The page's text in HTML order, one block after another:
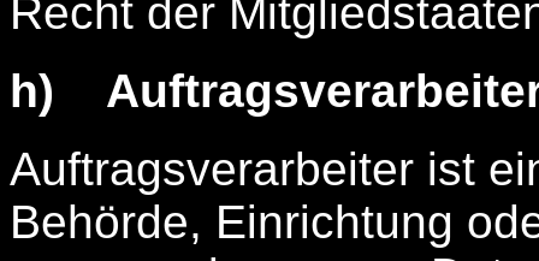
Recht der
h)
Auftragsverarbeiter ist
Behörde, Einrichtung